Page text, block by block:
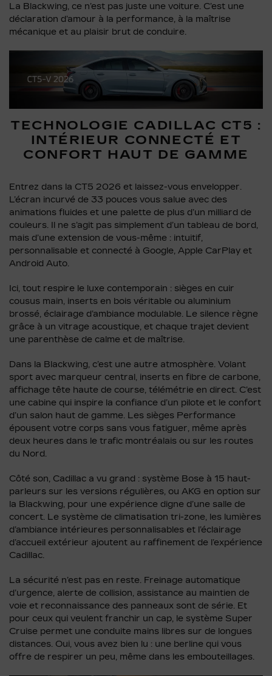
La Blackwing, ce n’est pas juste une voiture. C’est une
déclaration d’amour à la performance, à la maîtrise
mécanique et au plaisir brut de conduire.
TECHNOLOGIE CADILLAC CT5 :
INTÉRIEUR CONNECTÉ ET
CONFORT HAUT DE GAMME
Entrez dans la CT5 2026 et laissez-vous envelopper.
L’écran incurvé de 33 pouces vous salue avec des
animations fluides et une palette de plus d’un milliard de
couleurs. Il ne s’agit pas simplement d’un tableau de bord,
mais d’une extension de vous-même : intuitif,
personnalisable et connecté à Google, Apple CarPlay et
Android Auto.
Ici, tout respire le luxe contemporain : sièges en cuir
cousus main, inserts en bois véritable ou aluminium
brossé, éclairage d’ambiance modulable. Le silence règne
grâce à un vitrage acoustique, et chaque trajet devient
une parenthèse de calme et de maîtrise.
Dans la Blackwing, c’est une autre atmosphère. Volant
sport avec marqueur central, inserts en fibre de carbone,
affichage tête haute de course, télémétrie en direct. C’est
une cabine qui inspire la confiance d’un pilote et le confort
d’un salon haut de gamme. Les sièges Performance
épousent votre corps sans vous fatiguer, même après
deux heures dans le trafic montréalais ou sur les routes
du Nord.
Côté son, Cadillac a vu grand : système Bose à 15 haut-
parleurs sur les versions régulières, ou AKG en option sur
la Blackwing, pour une expérience digne d’une salle de
concert. Le système de climatisation tri-zone, les lumières
d’ambiance intérieures personnalisables et l’éclairage
d’accueil extérieur ajoutent au raffinement de l’expérience
Cadillac.
La sécurité n’est pas en reste. Freinage automatique
d’urgence, alerte de collision, assistance au maintien de
voie et reconnaissance des panneaux sont de série. Et
pour ceux qui veulent franchir un cap, le système Super
Cruise permet une conduite mains libres sur de longues
distances. Oui, vous avez bien lu : une berline qui vous
offre de respirer un peu, même dans les embouteillages.